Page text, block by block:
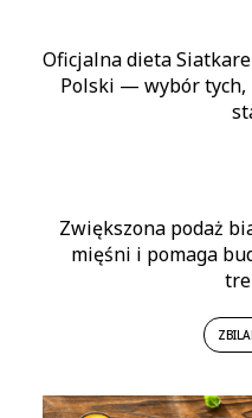
Oficjalna dieta
Polski — wybór tych,
Zwiększona podaż
mięśni i pomaga